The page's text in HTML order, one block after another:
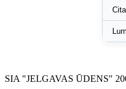
SIA "JELGAVAS ŪDENS"